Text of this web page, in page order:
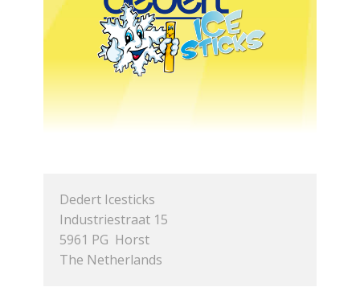
Dedert Icesticks
Industriestraat 15
5961 PG Horst
The Netherlands